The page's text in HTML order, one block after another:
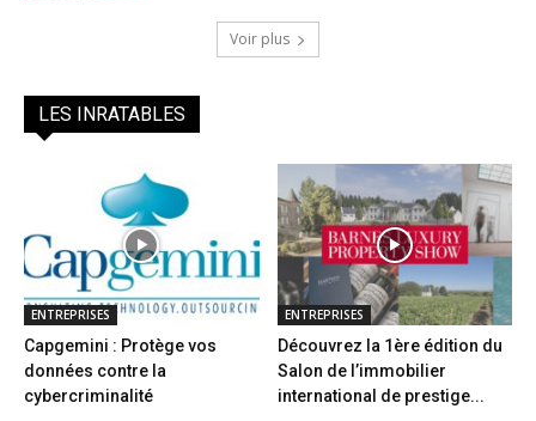
Voir plus
LES INRATABLES
ENTREPRISES
Capgemini : Protège vos
données contre la
cybercriminalité
ENTREPRISES
Découvrez la 1ère édition du
Salon de l’immobilier
international de prestige...